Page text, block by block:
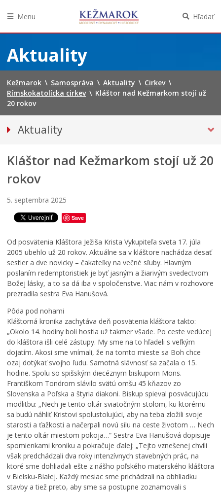
obsah
Menu Hľadať
Aktuality
Kežmarok \ Samospráva \ Aktuality \ Cirkev \
Rímskokatolícka cirkev \ Kláštor nad Kežmarkom stojí už
20 rokov
Aktuality
Spravodajstvo
Kultúra
Bezpečnosť
Životné prostredie
CIRKEV
Ekumenické aktivity
Rímskokatolícka cirkev
Gréckokatolícka cirkev
Evanjelická cirkev
Šport
Kláštor nad Kežmarkom stojí už 20
rokov
5. septembra 2025
Save
Od posvätenia Kláštora Ježiša Krista Vykupiteľa sveta 17. júla
2005 ubehlo už 20 rokov. Aktuálne sa v kláštore nachádza desať
sestier a dve novicky – čakateľky na večné sľuby. Hlavným
poslaním redemptoristiek je byť jasným a žiarivým svedectvom
Božej lásky, a to sa dá iba v spoločenstve. Viac nám v rozhovore
prezradila sestra Eva Hanušová.
Pôda pod nohami
Kláštorná kronika zachytáva deň posvätenia kláštora takto:
„Okolo 14. hodiny boli hostia už takmer všade. Po ceste vedúcej
do kláštora išli celé zástupy. My sme na to hľadeli s veľkým
dojatím. Akosi sme vnímali, že na tomto mieste sa Boh chce
ozaj dotýkať svojho ľudu. Samotná slávnosť sa začala o 15.
hodine. Spolu so spišským diecéznym biskupom Mons.
Františkom Tondrom slávilo svätú omšu 45 kňazov zo
Slovenska a Poľska a štyria diakoni. Biskup spieval posväcujúcu
modlitbu: „Nech je tento oltár sviatočným stolom, ku ktorému
sa budú náhliť Kristovi spolustolujúci, aby na teba zložili svoje
starosti a ťažkosti a načerpali novú silu na ceste životom … Nech
je tento oltár miestom pokoja…“ Sestra Eva Hanušová dopisuje
spomienkami kroniku a pokračuje ďalej: „Tejto vznešenej chvíli
však predchádzali dva roky intenzívnych stavebných prác, na
ktoré sme dohliadali ešte z nášho poľského materského kláštora
v Bielsku-Białej. Každý mesiac sme prichádzali na obhliadku
stavby a tiež preto, aby sme sa postupne zoznamovali s